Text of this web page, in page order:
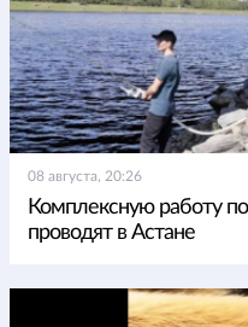
08 августа, 20:26
Комплексную работу
проводят в Астане